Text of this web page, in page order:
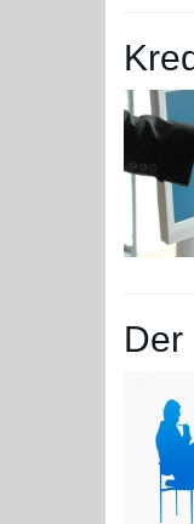
Der